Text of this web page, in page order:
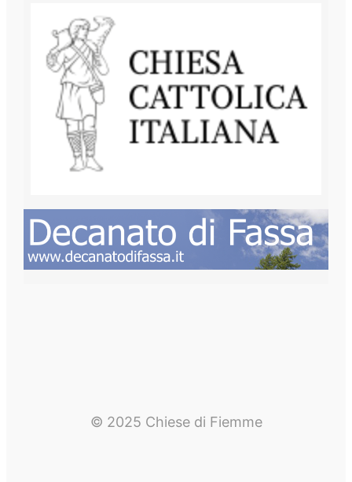
© 2025 Chiese di Fiemme